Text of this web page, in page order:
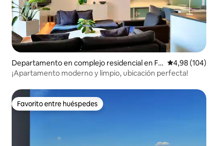
Departamento en complejo residencial en Fr
ankfurt
Calificación
4,98 (104)
¡Apartamento moderno y limpio, ubicación perfecta!
Favorito entre huéspedes
Favorito entre huéspedes